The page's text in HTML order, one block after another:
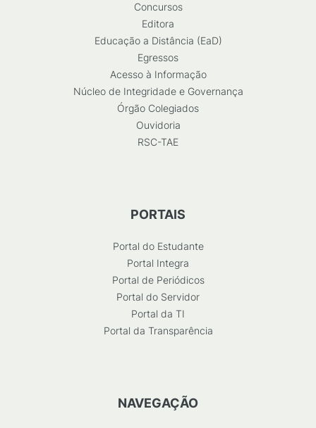
Concursos
Editora
Educação a Distância (EaD)
Egressos
Acesso à Informação
Núcleo de Integridade e Governança
Órgão Colegiados
Ouvidoria
RSC-TAE
PORTAIS
Portal do Estudante
Portal Integra
Portal de Periódicos
Portal do Servidor
Portal da TI
Portal da Transparência
NAVEGAÇÃO